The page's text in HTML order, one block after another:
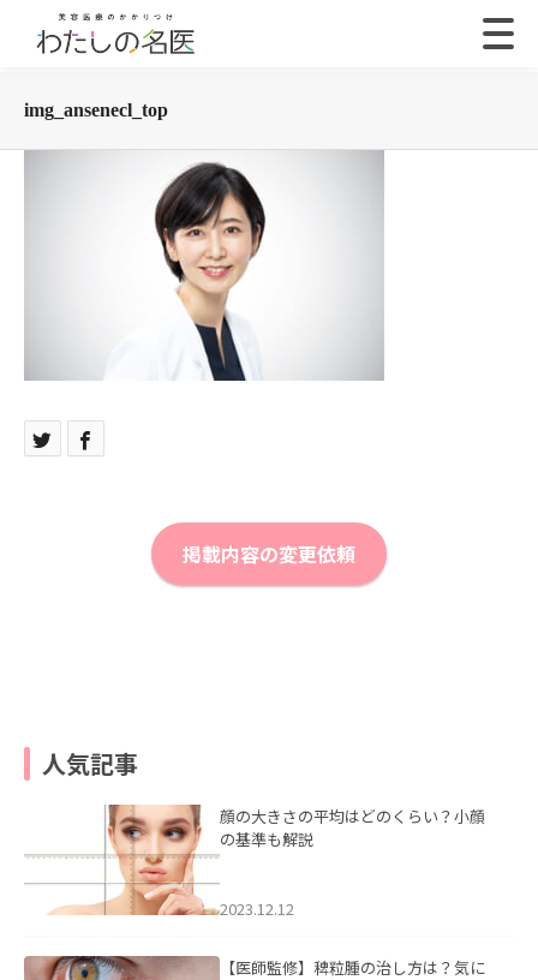
img_ansenecl_top
掲載内容の変更依頼
人気記事
顔の大きさの平均はどのくらい？小顔
の基準も解説
2023.12.12
【医師監修】稗粒腫の治し方は？気に